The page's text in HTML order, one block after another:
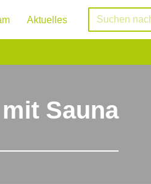
Aktuelles
Sauna